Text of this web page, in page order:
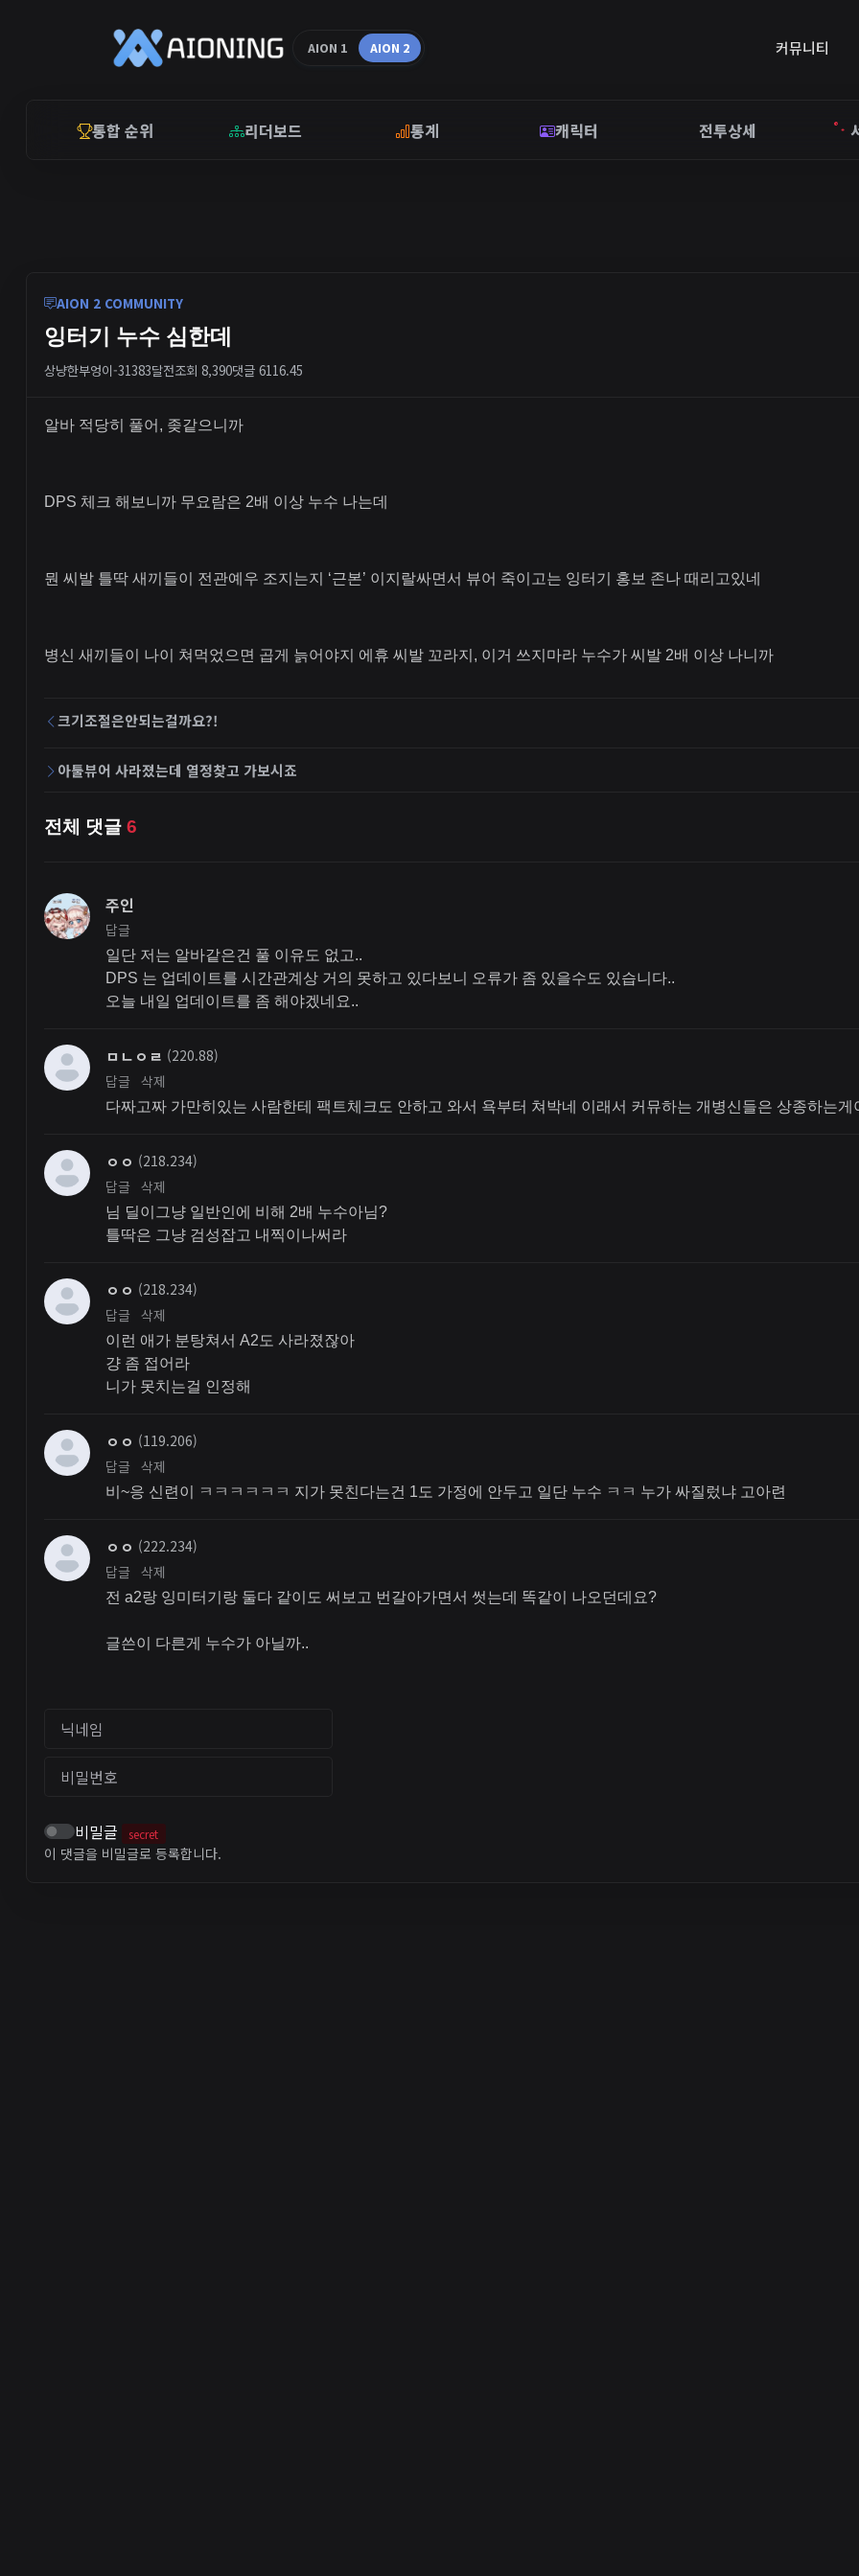
AION 1 AION 2 커뮤니티
통합 순위 리더보드 통계 캐릭터 전투상세
AION 2 COMMUNITY
잉터기 누수 심한데
상냥한부엉이-31383달전조회 8,390댓글 6116.45
알바 적당히 풀어, 좆같으니까
DPS 체크 해보니까 무요람은 2배 이상 누수 나는데
뭔 씨발 틀딱 새끼들이 전관예우 조지는지 ‘근본’ 이지랄싸면서 뷰어 죽이고는 잉터기 홍보 존나 때리고있네
병신 새끼들이 나이 쳐먹었으면 곱게 늙어야지 에휴 씨발 꼬라지, 이거 쓰지마라 누수가 씨발 2배 이상 나니까
크기조절은안되는걸까요?!
아툴뷰어 사라졌는데 열정찾고 가보시죠
전체 댓글 6
주인
답글
일단 저는 알바같은건 풀 이유도 없고..
DPS 는 업데이트를 시간관계상 거의 못하고 있다보니 오류가 좀 있을수도 있습니다..
오늘 내일 업데이트를 좀 해야겠네요..
ㅁㄴㅇㄹ (220.88)
답글 삭제
다짜고짜 가만히있는 사람한테 팩트체크도 안하고 와서 욕부터 쳐박네 이래서 커뮤하는 개병신들은 상종하는게
ㅇㅇ (218.234)
답글 삭제
님 딜이그냥 일반인에 비해 2배 누수아님?
틀딱은 그냥 검성잡고 내찍이나써라
ㅇㅇ (218.234)
답글 삭제
이런 애가 분탕쳐서 A2도 사라졌잖아
걍 좀 접어라
니가 못치는걸 인정해
ㅇㅇ (119.206)
답글 삭제
비~응 신련이 ㅋㅋㅋㅋㅋㅋ 지가 못친다는건 1도 가정에 안두고 일단 누수 ㅋㅋ 누가 싸질렀냐 고아련
ㅇㅇ (222.234)
답글 삭제
전 a2랑 잉미터기랑 둘다 같이도 써보고 번갈아가면서 썻는데 똑같이 나오던데요?
글쓴이 다른게 누수가 아닐까..
닉네임
비밀번호
비밀글 secret
이 댓글을 비밀글로 등록합니다.